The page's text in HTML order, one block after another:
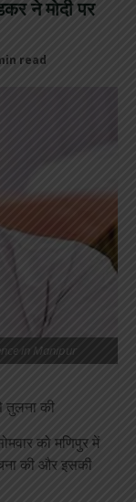
ने मोदी पर
read
in Manipur
तुलना की
को मणिपुर में
की और इसकी